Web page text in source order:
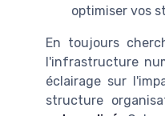
optimiser vos
En toujours
l'infrastructure
éclairage sur
structure